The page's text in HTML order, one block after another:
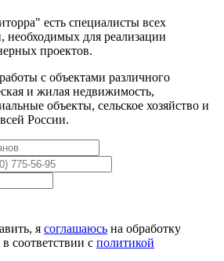
есть специалисты всех
для реализации
проектов.
с объектами различного
и жилая недвижимость,
объекты, сельское хозяйство и
России.
я соглашаюсь на обработку
соответствии с политикой